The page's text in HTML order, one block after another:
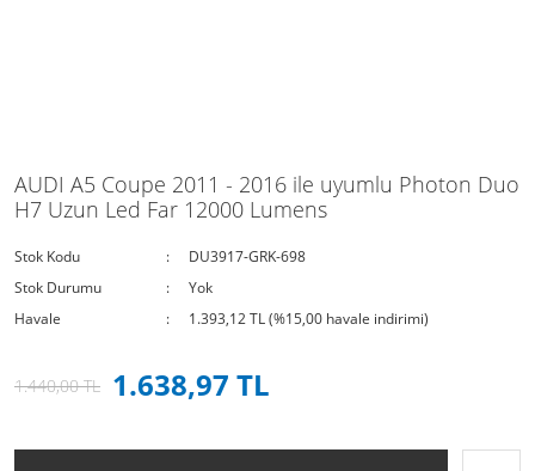
AUDI A5 Coupe 2011 - 2016 ile uyumlu Photon Duo
H7 Uzun Led Far 12000 Lumens
Stok Kodu
DU3917-GRK-698
Stok Durumu
Yok
Havale
1.393,12 TL (%15,00 havale indirimi)
1.440,00 TL 1.638,97 TL